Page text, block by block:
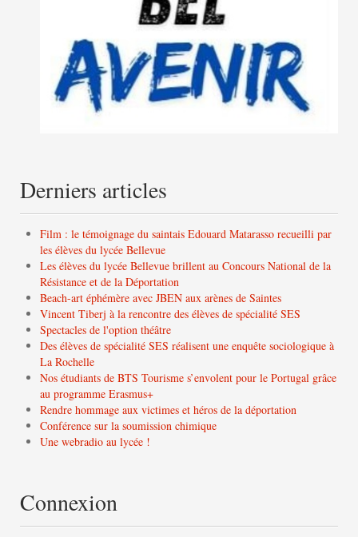
Derniers articles
Film : le témoignage du saintais Edouard Matarasso recueilli par
les élèves du lycée Bellevue
Les élèves du lycée Bellevue brillent au Concours National de la
Résistance et de la Déportation
Beach-art éphémère avec JBEN aux arènes de Saintes
Vincent Tiberj à la rencontre des élèves de spécialité SES
Spectacles de l'option théâtre
Des élèves de spécialité SES réalisent une enquête sociologique à
La Rochelle
Nos étudiants de BTS Tourisme s’envolent pour le Portugal grâce
au programme Erasmus+
Rendre hommage aux victimes et héros de la déportation
Conférence sur la soumission chimique
Une webradio au lycée !
Connexion